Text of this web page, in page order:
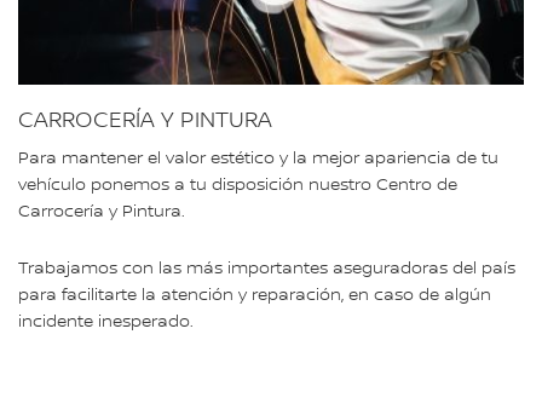
CARROCERÍA Y PINTURA
Para mantener el valor estético y la mejor apariencia de tu
vehículo ponemos a tu disposición nuestro Centro de
Carrocería y Pintura.
Trabajamos con las más importantes aseguradoras del país
para facilitarte la atención y reparación, en caso de algún
incidente inesperado.